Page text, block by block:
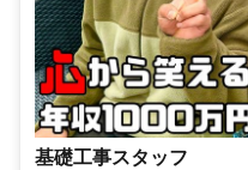
基礎工事スタッフ